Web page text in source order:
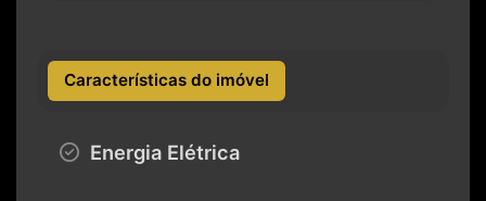
Características do imóvel
Energia Elétrica